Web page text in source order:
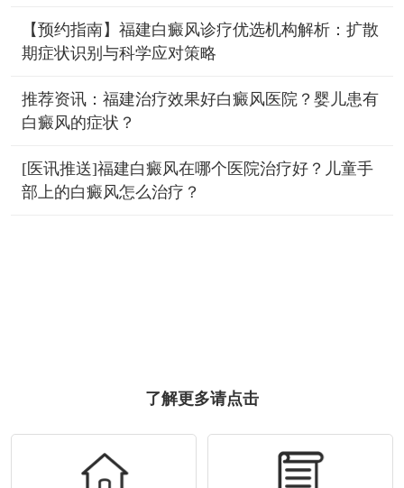
【预约指南】福建白癜风诊疗优选机构解析：扩散
期症状识别与科学应对策略
推荐资讯：福建治疗效果好白癜风医院？婴儿患有
白癜风的症状？
[医讯推送]福建白癜风在哪个医院治疗好？儿童手
部上的白癜风怎么治疗？
了解更多请点击